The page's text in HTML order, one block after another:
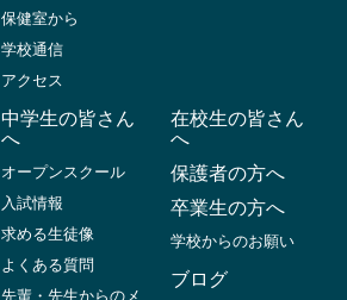
保健室から
学校通信
アクセス
中学生の皆さん
へ
オープンスクール
入試情報
求める生徒像
よくある質問
先輩・先生からのメ
在校生の皆さん
へ
保護者の方へ
卒業生の方へ
学校からのお願い
ブログ